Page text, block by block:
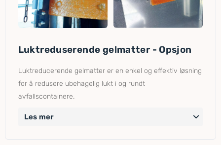
Luktreduserende gelmatter - Opsjon
Luktreducerende gelmatter er en enkel og effektiv løsning
for å redusere ubehagelig lukt i og rundt
avfallscontainere.
Les mer